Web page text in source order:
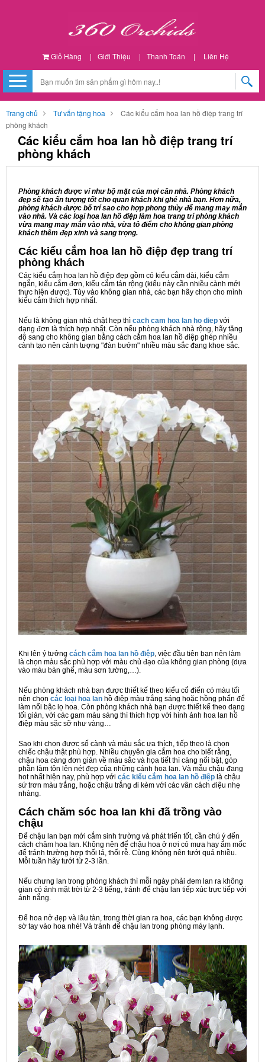
Giỏ Hàng | Giới Thiệu | Thanh Toán | Liên Hệ
Trang chủ Tư vấn tặng hoa
Các kiểu cắm hoa lan hồ điệp trang trí
phòng khách
Các kiểu cắm hoa lan hồ điệp trang trí
phòng khách
Phòng khách được ví như bộ mặt của mọi căn nhà. Phòng khách
đẹp sẽ tạo ấn tượng tốt cho quan khách khi ghé nhà bạn. Hơn nữa,
phòng khách được bố trí sao cho hợp phong thủy để mang may mắn
vào nhà. Và các loại hoa lan hồ điệp làm hoa trang trí phòng khách
vừa mang may mắn vào nhà, vừa tô điểm cho không gian phòng
khách thêm đẹp xinh và sang trọng.
Các kiểu cắm hoa lan hồ điệp đẹp trang trí
phòng khách
Các kiểu cắm hoa lan hồ điệp đẹp gồm có kiểu cắm dài, kiểu cắm
ngắn, kiểu cắm đơn, kiểu cắm tán rộng (kiểu này cần nhiều cành mới
thực hiện được). Tùy vào không gian nhà, các bạn hãy chọn cho mình
kiểu cắm thích hợp nhất.
Nếu là không gian nhà chật hẹp thì cach cam hoa lan ho diep với
dạng đơn là thích hợp nhất. Còn nếu phòng khách nhà rộng, hãy tăng
độ sang cho không gian bằng cách cắm hoa lan hồ điệp ghép nhiều
cành tạo nên cảnh tượng "đàn bướm" nhiều màu sắc đang khoe sắc.
Khi lên ý tưởng cách cắm hoa lan hồ điệp, việc đầu tiên bạn nên làm
là chọn màu sắc phù hợp với màu chủ đạo của không gian phòng (dựa
vào màu bàn ghế, màu sơn tường,…).
Nếu phòng khách nhà bạn được thiết kế theo kiểu cổ điển có màu tối
nên chọn các loại hoa lan hồ điệp màu trắng sáng hoặc hồng phấn để
làm nổi bậc lọ hoa. Còn phòng khách nhà bạn được thiết kế theo dạng
tối giản, với các gam màu sáng thì thích hợp với hình ảnh hoa lan hồ
điệp màu sặc sỡ như vàng…
Sao khi chọn được số cành và màu sắc ưa thích, tiếp theo là chọn
chiếc chậu thật phù hợp. Nhiều chuyên gia cắm hoa cho biết rằng,
chậu hoa càng đơn giản về màu sắc và họa tiết thì càng nổi bật, góp
phần làm tôn lên nét đẹp của những cánh hoa lan. Và mẫu chậu đang
hot nhất hiện nay, phù hợp với các kiểu cắm hoa lan hồ điệp là chậu
sứ trơn màu trắng, hoặc chậu trắng đi kèm với các vân cách điệu nhẹ
nhàng.
Cách chăm sóc hoa lan khi đã trồng vào
chậu
Để chậu lan bạn mới cắm sinh trường và phát triển tốt, cần chú ý đến
cách chăm hoa lan. Không nên để chậu hoa ở nơi có mưa hay ẩm mốc
để tránh trường hợp thối lá, thối rễ. Cùng không nên tưới quá nhiều.
Mỗi tuần hãy tưới từ 2-3 lần.
Nếu chưng lan trong phòng khách thì mỗi ngày phải đem lan ra không
gian có ánh mặt trời từ 2-3 tiếng, tránh để chậu lan tiếp xúc trực tiếp với
ánh nắng.
Để hoa nở đẹp và lâu tàn, trong thời gian ra hoa, các bạn không được
sờ tay vào hoa nhé! Và tránh để chậu lan trong phòng máy lạnh.